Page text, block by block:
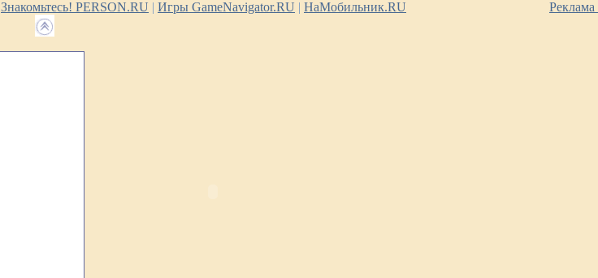
Знакомьтесь! PERSON.RU | Игры GameNavigator.RU | НаМобильник.RU Реклама